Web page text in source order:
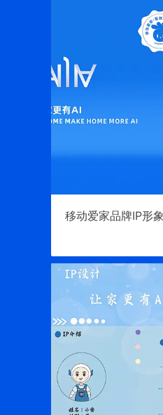
移动爱家品牌IP形